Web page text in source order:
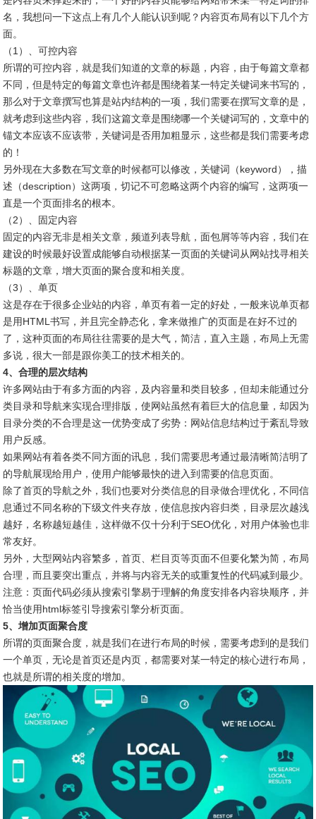
名，我想问一下这点上有几个人能认识到呢？内容页布局有以下几个方
面。
（1）、可控内容
所谓的可控内容，就是我们知道的文章的标题，内容，由于每篇文章都
不同，但是特定的每篇文章也许都是围绕着某一特定关键词来书写的，
那么对于文章撰写也算是站内结构的一项，我们需要在撰写文章的是，
就考虑到这些内容，我们这篇文章是围绕哪一个关键词写的，文章中的
锚文本应该不应该带，关键词是否用加粗显示，这些都是我们需要考虑
的！
另外现在大多数在写文章的时候都可以修改，关键词（keyword），描
述（description）这两项，切记不可忽略这两个内容的编写，这两项一
直是一个页面排名的根本。
（2）、固定内容
固定的内容无非是相关文章，频道列表导航，面包屑等等内容，我们在
建设的时候最好设置成能够自动根据某一页面的关键词从网站找寻相关
标题的文章，增大页面的聚合度和相关度。
（3）、单页
这是存在于很多企业站的内容，单页有着一定的好处，一般来说单页都
是用HTML书写，并且完全静态化，拿来做推广的页面是在好不过的
了，这种页面的布局往往需要的是大气，简洁，直入主题，布局上无需
多说，很大一部是跟你美工的技术相关的。
4、合理的层次结构
许多网站由于有多方面的内容，及内容量和类目较多，但却未能通过分
类目录和导航来实现合理排版，使网站虽然有着巨大的信息量，却因为
目录分类的不合理是这一优势变成了劣势：网站信息结构过于紊乱导致
用户反感。
如果网站有着各类不同方面的讯息，我们需要思考通过最清晰简洁明了
的导航展现给用户，使用户能够最快的进入到需要的信息页面。
除了首页的导航之外，我们也要对分类信息的目录做合理优化，不同信
息通过不同名称的下级文件夹存放，使信息按内容归类，目录层次越浅
越好，名称越短越佳，这样做不仅十分利于SEO优化，对用户体验也非
常友好。
另外，大型网站内容繁多，首页、栏目页等页面不但要化繁为简，布局
合理，而且要突出重点，并将与内容无关的或重复性的代码减到最少。
注意：页面代码必须从搜索引擎易于理解的角度安排各内容块顺序，并
恰当使用html标签引导搜索引擎分析页面。
5、增加页面聚合度
所谓的页面聚合度，就是我们在进行布局的时候，需要考虑到的是我们
一个单页，无论是首页还是内页，都需要对某一特定的核心进行布局，
也就是所谓的相关度的增加。